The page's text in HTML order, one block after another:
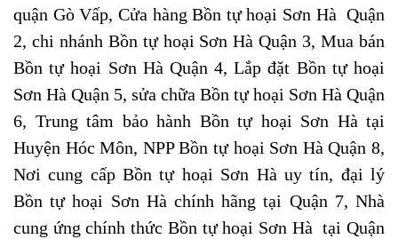
quận Gò Vấp, Cửa hàng Bồn tự hoại Sơn Hà Quận
2, chi nhánh Bồn tự hoại Sơn Hà Quận 3, Mua bán
Bồn tự hoại Sơn Hà Quận 4, Lắp đặt Bồn tự hoại
Sơn Hà Quận 5, sửa chữa Bồn tự hoại Sơn Hà Quận
6, Trung tâm bảo hành Bồn tự hoại Sơn Hà tại
Huyện Hóc Môn, NPP Bồn tự hoại Sơn Hà Quận 8,
Nơi cung cấp Bồn tự hoại Sơn Hà uy tín, đại lý
Bồn tự hoại Sơn Hà chính hãng tại Quận 7, Nhà
cung ứng chính thức Bồn tự hoại Sơn Hà tại Quận